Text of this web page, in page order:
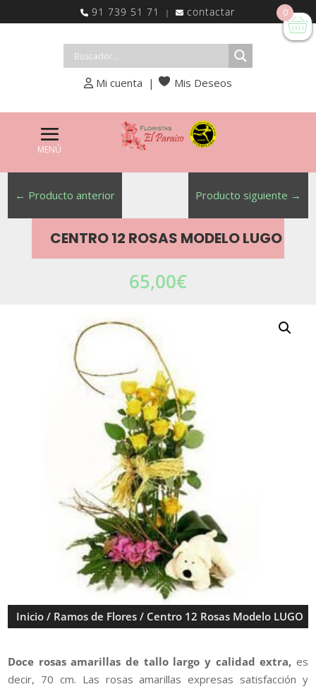
91 739 51 71 | contactar
Mi cuenta | Mis Deseos
← Producto anterior Producto siguiente →
CENTRO 12 ROSAS MODELO LUGO
65,00€
Inicio / Ramos de Flores / Centro 12 Rosas Modelo LUGO
Doce rosas amarillas de tallo largo y calidad extra, es
decir, 70 cm. Las rosas amarillas expresas satisfacción y
0